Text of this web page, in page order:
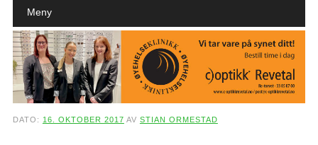
Main menu
Meny
DATO: 16. OKTOBER 2017 AV STIAN ORMESTAD